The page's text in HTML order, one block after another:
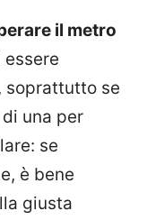
il metro
soprattutto se
una per
se
è bene
giusta